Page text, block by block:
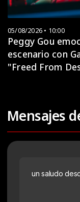
05/08/2026 • 10:00
Peggy Gou
escenario con
"Freed From
Mensajes